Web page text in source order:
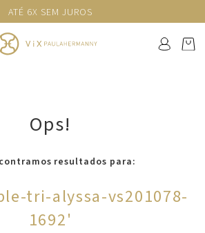
ATÉ 6X SEM JUROS
Ops!
resultados para:
tri-alyssa-vs201078-
1692'